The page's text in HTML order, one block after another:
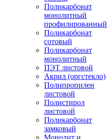
Поликарбонат
монолитный
профилированный
Поликарбонат
сотовый
Поликарбонат
монолитный
ПЭТ листовой
Акрил (оргстекло)
Полипропилен
листовой
Полистирол
листовой
Поликарбонат
замковый
Монолит и